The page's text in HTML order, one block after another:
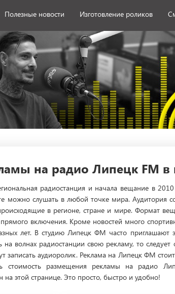
Полезные новости Изготовление роликов
на радио Липецк FM в
радиостанция и начала вещание в 2010
можно слушать в любой точке мира. Аудитория
в регионе, стране и мире. Формат
включения. Кроме новостей много
лет. В студию Липецк ФМ часто приглашают
на волнах радиостанции свою рекламу, то
аудиоролик. Реклама на Липецк ФМ
стоимость размещения рекламы на радио
этой странице. Это просто, быстро и удобно!